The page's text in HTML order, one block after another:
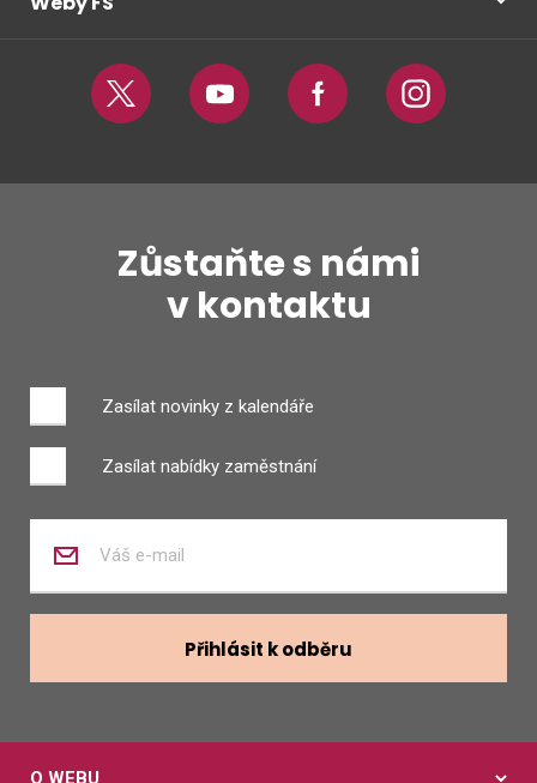
Twitter Youtube Facebook Instagram
Zůstaňte s námi
v kontaktu
Zasílat novinky z kalendáře
Zasílat nabídky zaměstnání
váš
mail
Přihlásit k odběru
O WEBU